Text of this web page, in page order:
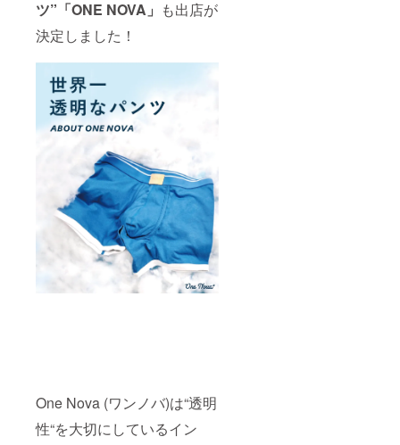
ツ”「ONE NOVA」 も出店が
決定しました！
One Nova (ワンノバ)は“透明
性“を大切にしているイン